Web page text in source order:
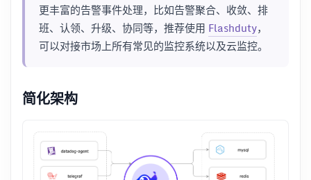
更丰富的告警事件处理，比如告警聚合、收敛、排
班、认领、升级、协同等，推荐使用 Flashduty，
可以对接市场上所有常见的监控系统以及云监控。
简化架构